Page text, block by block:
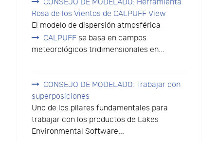
CONSEJO DE MODELADO: Herramienta
Rosa de los Vientos de CALPUFF View
El modelo de dispersión atmosférica
CALPUFF se basa en campos
meteorológicos tridimensionales en...
CONSEJO DE MODELADO: Trabajar con
superposiciones
Uno de los pilares fundamentales para
trabajar con los productos de Lakes
Environmental Software...